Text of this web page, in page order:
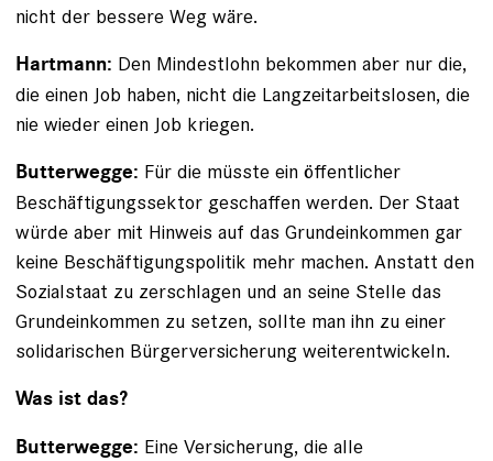
nicht der bessere Weg wäre.
Hartmann: Den Mindestlohn bekommen aber nur die,
die einen Job haben, nicht die Langzeitarbeitslosen, die
nie wieder einen Job kriegen.
Butterwegge: Für die müsste ein öffentlicher
Beschäftigungssektor geschaffen werden. Der Staat
würde aber mit Hinweis auf das Grundeinkommen gar
keine Beschäftigungspolitik mehr machen. Anstatt den
Sozialstaat zu zerschlagen und an seine Stelle das
Grundeinkommen zu setzen, sollte man ihn zu einer
solidarischen Bürgerver­sicherung weiterentwickeln.
Was ist das?
Butterwegge: Eine Versicherung, die alle